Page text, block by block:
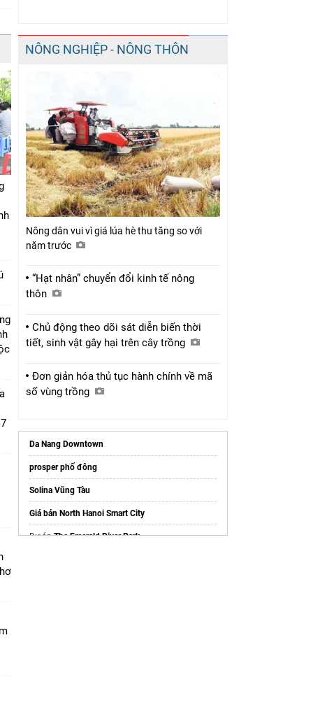
NÔNG NGHIỆP - NÔNG THÔN
Nông dân vui vì giá lúa hè thu tăng so với
năm trước
“Hạt nhân” chuyển đổi kinh tế nông
thôn
Chủ động theo dõi sát diễn biến thời
tiết, sinh vật gây hại trên cây trồng
Đơn giản hóa thủ tục hành chính về mã
số vùng trồng
Da Nang Downtown
prosper phố đông
Solina Vũng Tàu
Giá bán North Hanoi Smart City
Dự ánThe Emerald River Park